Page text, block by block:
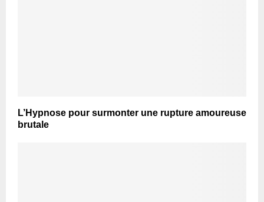
L’Hypnose pour surmonter une rupture amoureuse
brutale